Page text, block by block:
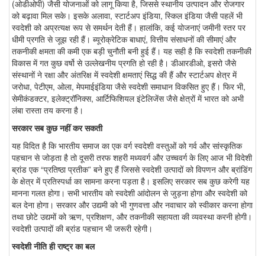
(ओडीओपी) जैसी योजनाओं को लागू किया है, जिससे स्थानीय उत्पादन और रोजगार
को बढ़ावा मिल सके। इसके अलावा, स्टार्टअप इंडिया, स्किल इंडिया जैसी पहलें भी
स्वदेशी को अप्रत्यक्ष रूप से समर्थन देती हैं। हालांकि, कई योजनाएं जमीनी स्तर पर
धीमी प्रगति से जूझ रही हैं। ब्यूरोक्रेटिक बाधाएं, वित्तीय संसाधनों की सीमाएं और
तकनीकी क्षमता की कमी एक बड़ी चुनौती बनी हुई हैं। यह सही है कि स्वदेशी तकनीकी
विकास में गत कुछ वर्षो से उल्लेखनीय प्रगति हो रही है। डीआरडीओ, इसरो जैसे
संस्थानों ने रक्षा और अंतरिक्ष में स्वदेशी क्षमताएं सिद्ध की हैं और स्टार्टअप क्षेत्र में
जरोधा, पेटीएम, ओला, मेपमाईइंडिया जैसे स्वदेशी समाधान विकसित हुए हैं। फिर भी,
सेमीकंडक्टर, इलेक्ट्रॉनिक्स, आर्टिफिशियल इंटेलिजेंस जैसे क्षेत्रों में भारत को अभी
लंबा रास्ता तय करना है।
सरकार सब कुछ नहीं कर सकती
यह विदित है कि भारतीय समाज का एक वर्ग स्वदेशी वस्तुओं को गर्व और सांस्कृतिक
पहचान से जोड़ता है तो दूसरी तरफ शहरी मध्यवर्ग और उच्चवर्ग के लिए आज भी विदेशी
ब्रांड एक “प्रतिष्ठा प्रतीक” बने हुए हैं जिससे स्वदेशी उत्पादों को विपणन और ब्रांडिंग
के क्षेत्र में प्रतिस्पर्धा का सामना करना पड़ता है। इसलिए सरकार सब कुछ करेगी यह
मानना गलत होगा। सभी भारतीय को स्वदेशी आंदोलन से जुड़ना होगा और स्वदेशी को
बल देना होगा। सरकार और उद्यमी को भी गुणवत्ता और नवाचार को स्वीकार करना होगा
तथा छोटे उद्यमों को ऋण, प्रशिक्षण, और तकनीकी सहायता की व्यवस्था करनी होगी।
स्वदेशी उत्पादों की ब्रांड पहचान भी जरूरी रहेगी।
स्वदेशी नीति ही राष्ट्र का बल